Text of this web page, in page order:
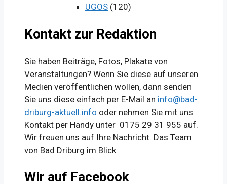
UGOS (120)
Kontakt zur Redaktion
Sie haben Beiträge, Fotos, Plakate von
Veranstaltungen? Wenn Sie diese auf unseren
Medien veröffentlichen wollen, dann senden
Sie uns diese einfach per E-Mail an info@bad-
driburg-aktuell.info oder nehmen Sie mit uns
Kontakt per Handy unter 0175 29 31 955 auf.
Wir freuen uns auf Ihre Nachricht. Das Team
von Bad Driburg im Blick
Wir auf Facebook